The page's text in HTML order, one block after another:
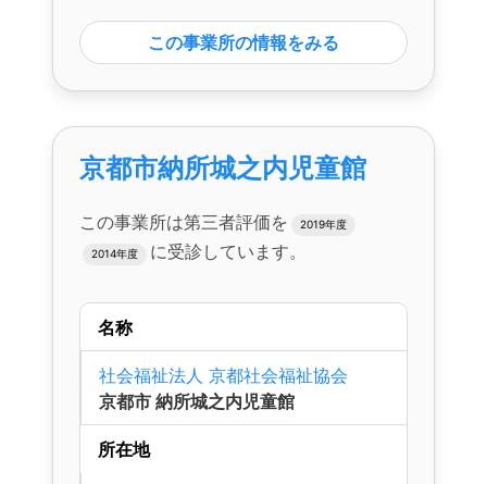
この事業所の情報をみる
京都市納所城之内児童館
この事業所は第三者評価を 2019年度
2014年度 に受診しています。
名称
社会福祉法人 京都社会福祉協会
京都市 納所城之内児童館
所在地